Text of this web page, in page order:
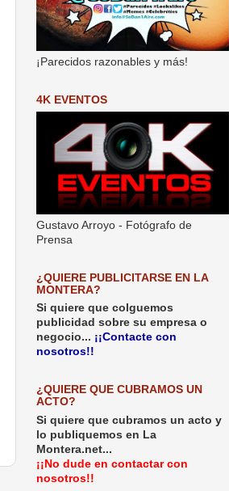
¡Parecidos razonables y más!
4K EVENTOS
Gustavo Arroyo - Fotógrafo de
Prensa
¿QUIERE PUBLICITARSE EN LA
MONTERA?
Si quiere que colguemos
publicidad sobre su empresa o
negocio... ¡¡Contacte con
nosotros!!
¿QUIERE QUE CUBRAMOS UN
ACTO?
Si quiere que cubramos un acto y
lo publiquemos en La
Montera.net...
¡¡No dude en contactar con
nosotros!!